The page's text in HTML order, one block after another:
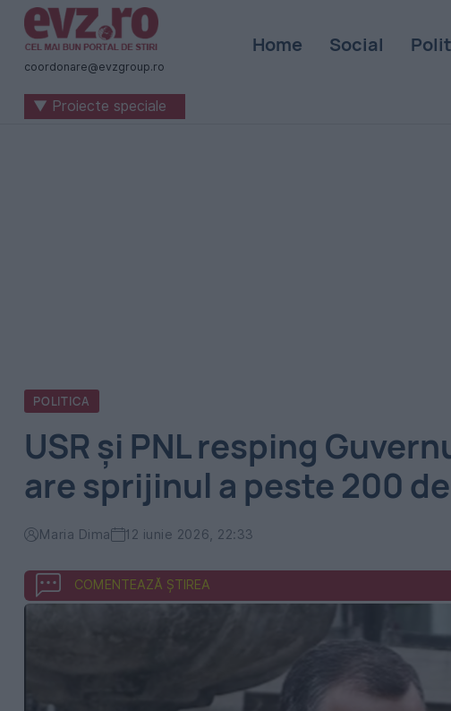
Știri
naționale
internaționale
coordonare@evzgroup.ro
Home Social
▼ Proiecte speciale
POLITICA
USR și PNL resping
are sprijinul a peste 200
Maria Dima 12 iunie 2026, 22:33
COMENTEAZĂ ȘTIREA